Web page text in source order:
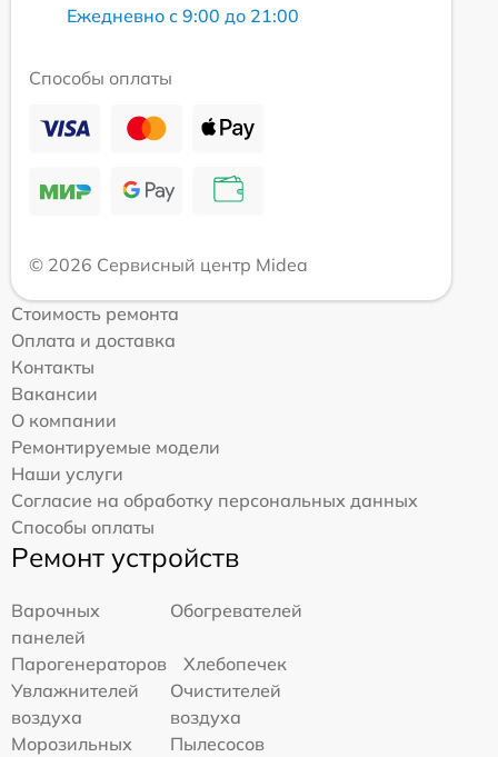
Ежедневно с 9:00 до 21:00
Способы оплаты
© 2026 Сервисный центр Midea
Стоимость ремонта
Оплата и доставка
Контакты
Вакансии
О компании
Ремонтируемые модели
Наши услуги
Согласие на обработку персональных данных
Способы оплаты
Ремонт устройств
Варочных
панелей
Обогревателей
Парогенераторов
Хлебопечек
Увлажнителей
воздуха
Очистителей
воздуха
Морозильных
Пылесосов